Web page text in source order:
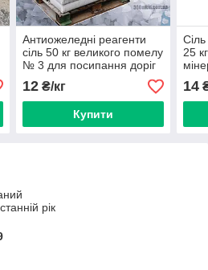
Антиожеледні реагенти
сіль 50 кг великого помелу
№ 3 для посипання доріг
12₴/кг
Купити
25
14
рік